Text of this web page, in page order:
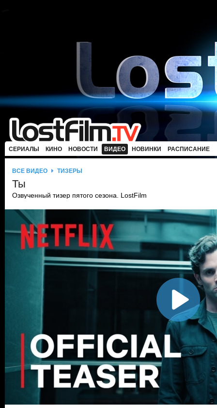
СЕРИАЛЫ КИНО НОВОСТИ ВИДЕО НОВИНКИ РАСПИСАНИЕ
ВСЕ ВИДЕО ТИЗЕРЫ
Ты
Озвученный тизер пятого сезона. LostFilm